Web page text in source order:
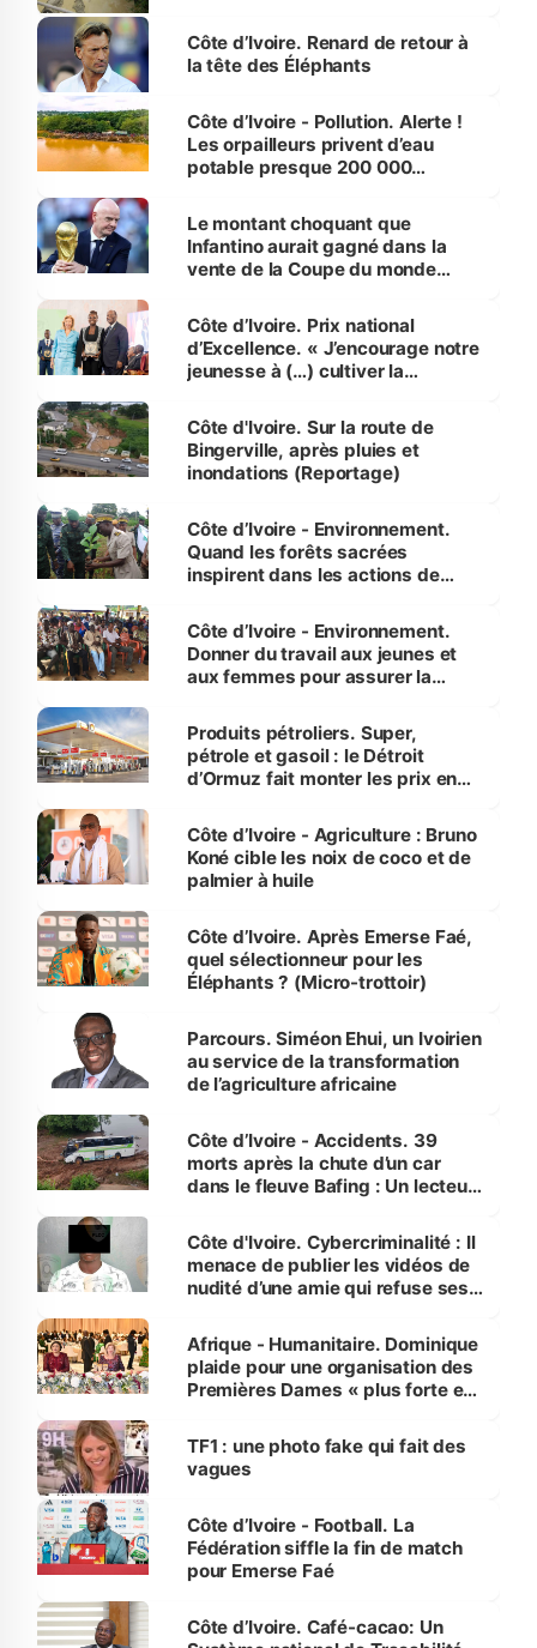
Côte d’Ivoire. Renard de retour à
la tête des Éléphants
Côte d’Ivoire - Pollution. Alerte !
Les orpailleurs privent d’eau
potable presque 200 000
Le montant choquant que
Infantino aurait gagné dans la
vente de la Coupe du monde
Côte d’Ivoire. Prix national
d’Excellence. « J’encourage notre
jeunesse à (…) cultiver la
(Alassane Ouattara
Côte d'Ivoire. Sur la route de
Bingerville, après pluies et
inondations (Reportage)
Côte d’Ivoire - Environnement.
Quand les forêts sacrées
inspirent dans les actions de
Côte d’Ivoire - Environnement.
Donner du travail aux jeunes et
aux femmes pour assurer la
menacées
Produits pétroliers. Super,
pétrole et gasoil : le Détroit
d’Ormuz fait monter les prix en
Côte d’Ivoire - Agriculture : Bruno
Koné cible les noix de coco et de
palmier à huile
Côte d’Ivoire. Après Emerse Faé,
quel sélectionneur pour les
Éléphants ? (Micro-trottoir)
Parcours. Siméon Ehui, un Ivoirien
au service de la transformation
de l’agriculture africaine
Côte d’Ivoire - Accidents. 39
morts après la chute d’un car
dans le fleuve Bafing : Un lecteur
des Transports
Côte d'Ivoire. Cybercriminalité : Il
menace de publier les vidéos de
nudité d’une amie qui refuse ses
Afrique - Humanitaire. Dominique
plaide pour une organisation des
Premières Dames « plus forte et
sur la scène internationale »
TF1 : une photo fake qui fait des
vagues
Côte d’Ivoire - Football. La
Fédération siffle la fin de match
pour Emerse Faé
Côte d’Ivoire. Café-cacao: Un